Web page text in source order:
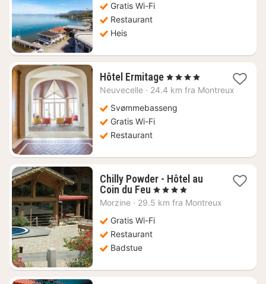
Gratis Wi-Fi
Restaurant
Heis
Hôtel Ermitage1
natt
3963
, 4 Stjerner
Neuvecelle · 24.4 km fra Montreux
Svømmebasseng
Gratis Wi-Fi
Restaurant
Chilly Powder - Hôtel au
Coin du Feu 1
natt
1320
kr.
, 4 Stjerner
Morzine · 29.5 km fra Montreux
Gratis Wi-Fi
Restaurant
Badstue